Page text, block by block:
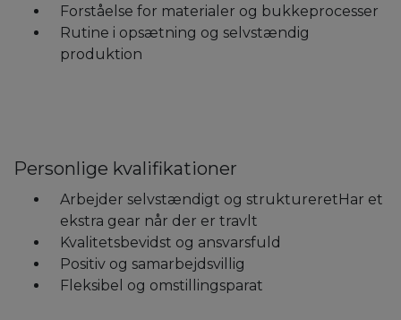
Forståelse for materialer og bukkeprocesser
Rutine i opsætning og selvstændig
produktion
Personlige kvalifikationer
Arbejder selvstændigt og struktureretHar et
ekstra gear når der er travlt
Kvalitetsbevidst og ansvarsfuld
Positiv og samarbejdsvillig
Fleksibel og omstillingsparat